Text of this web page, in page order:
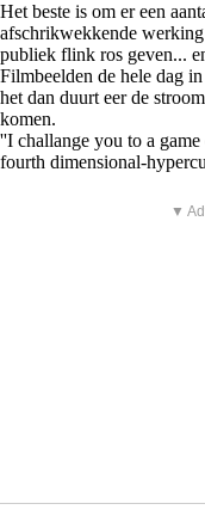
Het beste is om er een
afschrikwekkende werking
publiek flink ros geven...
Filmbeelden de hele dag
het dan duurt eer de
komen.
''I challange you to a
fourth dimensional-
▼